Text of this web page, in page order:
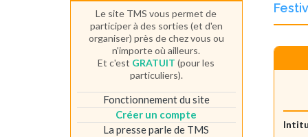
Le site TMS vous permet de
participer à des sorties (et d'en
organiser) près de chez vous ou
n'importe où ailleurs.
Et c'est GRATUIT (pour les
particuliers).
Fonctionnement du site
Créer un compte
La presse parle de TMS